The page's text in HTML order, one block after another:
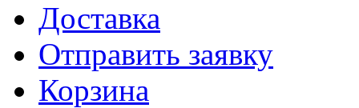
Доставка
Отправить заявку
Корзина